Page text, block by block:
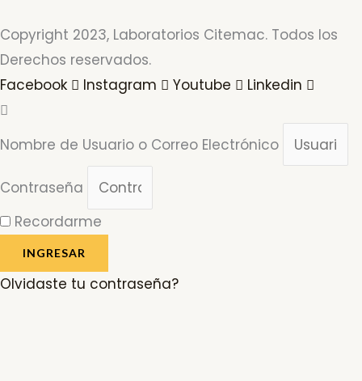
Copyright 2023, Laboratorios Citemac. Todos los
Derechos reservados.
Facebook
Instagram Youtube Linkedin
Nombre de Usuario o Correo Electrónico
Contraseña
Recordarme
INGRESAR
Olvidaste tu contraseña?